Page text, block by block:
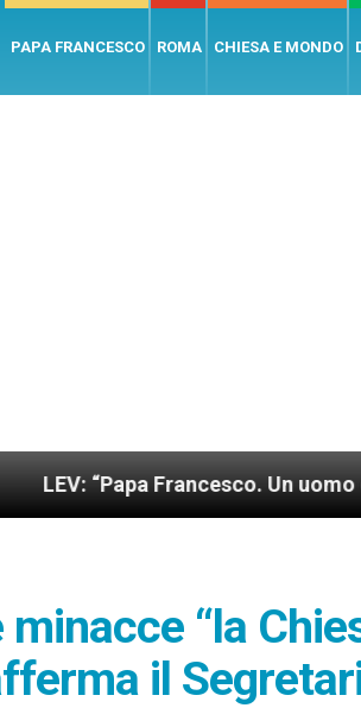
PAPA FRANCESCO ROMA CHIESA E MONDO
Francesco. Un uomo di parola”,
“la
il